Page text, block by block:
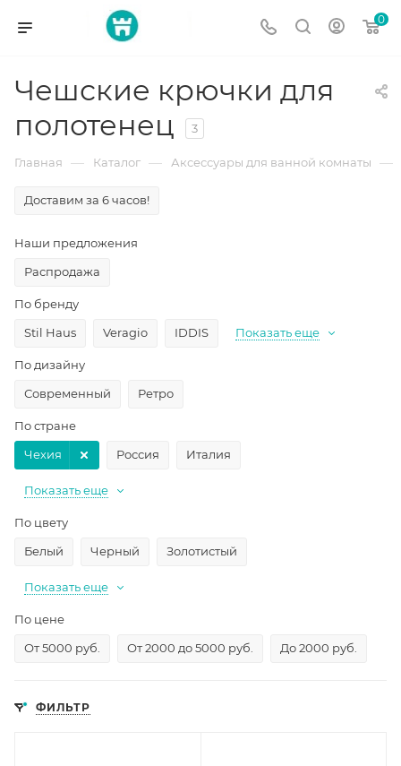
0
Чешские крючки для
полотенец
3
Главная — Каталог — Аксессуары для ванной комнаты —
Доставим за 6 часов!
Наши предложения
Распродажа
По бренду
Stil Haus
Veragio IDDIS Показать еще
По дизайну
Современный
Ретро
По стране
Россия
Чехия Италия
Показать еще
По цвету
Белый
Черный Золотистый
Показать еще
По цене
От 5000 руб.
От 2000 до 5000 руб. До 2000 руб.
ФИЛЬТР